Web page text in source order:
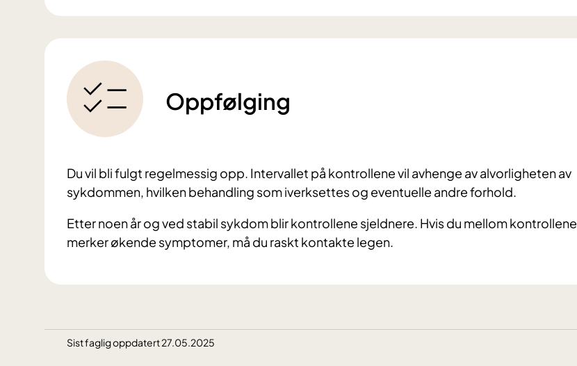
Oppfølging
Du vil bli fulgt regelmessig opp. Intervallet på kontrollene vil avhenge av alvorligheten av
sykdommen, hvilken behandling som iverksettes og eventuelle andre forhold.
Etter noen år og ved stabil sykdom blir kontrollene sjeldnere. Hvis du mellom kontrollene
merker økende symptomer, må du raskt kontakte legen.
Sist faglig oppdatert 27.05.2025